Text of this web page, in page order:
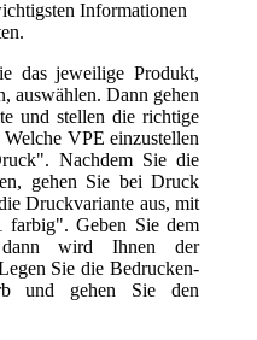
Druckvariante aus, mit
Geben Sie dem
Sie die Bedrucken-
und gehen Sie den
jetzt gefunden haben,
dasExpress-Formular
so schnell wie möglich.
Bedrucken:
aufgefordert die